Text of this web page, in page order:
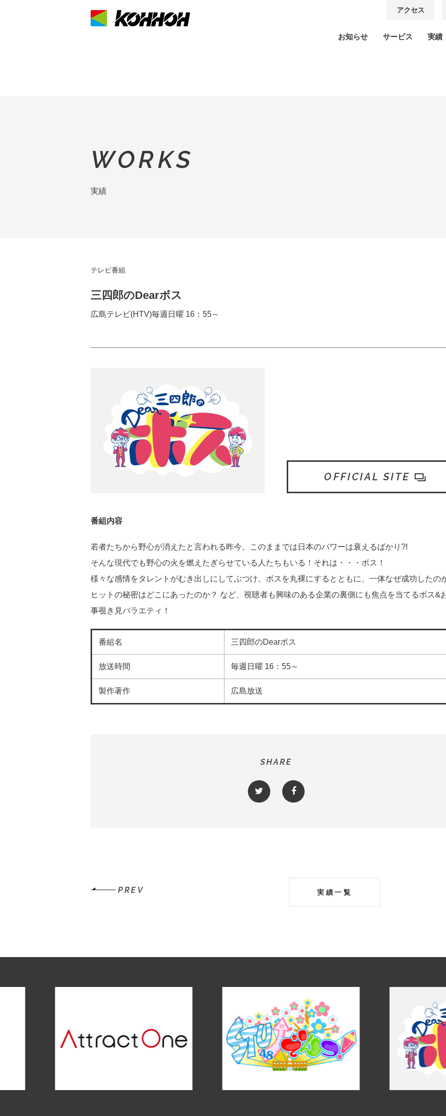
お知らせ サービス 実績
アクセス
WORKS
実績
テレビ番組
三四郎のDearボス
広島テレビ(HTV)毎週日曜 16：55～
OFFICIAL SITE
番組内容
若者たちから野心が消えたと言われる昨今。このままでは日本のパワーは衰えるばかり?!
そんな現代でも野心の火を燃えたぎらせている人たちもいる！それは・・・ボス！
様々な感情をタレントがむき出しにしてぶつけ、ボスを丸裸にするとともに、一体なぜ成功したの
ヒットの秘密はどこにあったのか？ など、視聴者も興味のある企業の裏側にも焦点を当てるボス&
事覗き見バラエティ！
番組名 三四郎のDearボス
放送時間 毎週日曜 16：55～
製作著作 広島放送
SHARE
PREV 実績一覧